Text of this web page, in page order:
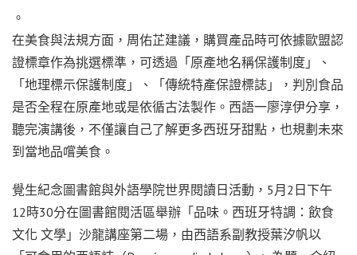
。
在美食與法規方面，周佑芷建議，購買產品時可依據歐盟認
證標章作為挑選標準，可透過「原產地名稱保護制度」、
「地理標示保護制度」、「傳統特產保證標誌」，判別食品
是否全程在原產地或是依循古法製作。西語一廖淳伊分享，
聽完演講後，不僅讓自己了解更多西班牙甜點，也規劃未來
到當地品嚐美食。
覺生紀念圖書館與外語學院世界閱讀日活動，5月2日下午
12時30分在圖書館閱活區舉辦「品味。西班牙特調：飲食
文化 文學」沙龍講座第二場，由西語系副教授葉汐帆以